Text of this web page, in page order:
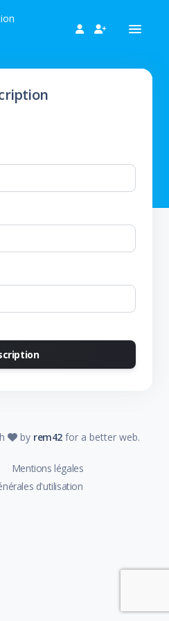
by rem42 for a better web.
Mentions légales
d'utilisation